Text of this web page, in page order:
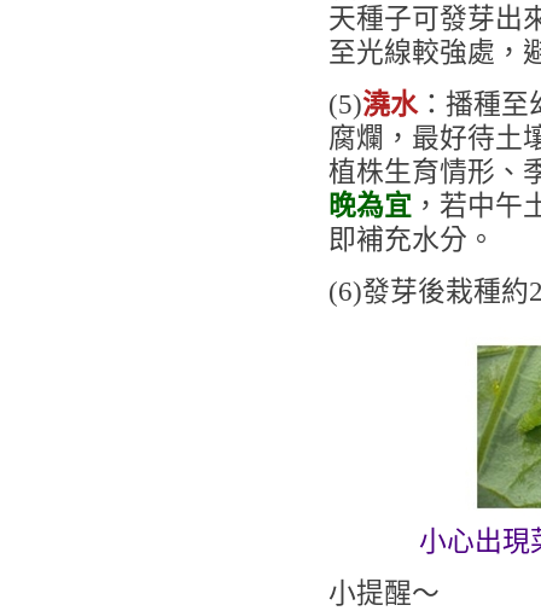
天種子可發芽出
至光線較強處，
(5)澆水：播種至
腐爛，最好待土
植株生育情形、
晚為宜 ，若中午
即補充水分。
(6)發芽後栽種約
小心出現
小提醒～